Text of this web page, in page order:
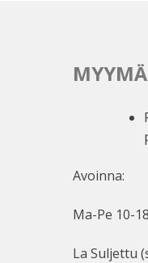
Avoinna:
Ma-Pe 10-18
La Suljettu